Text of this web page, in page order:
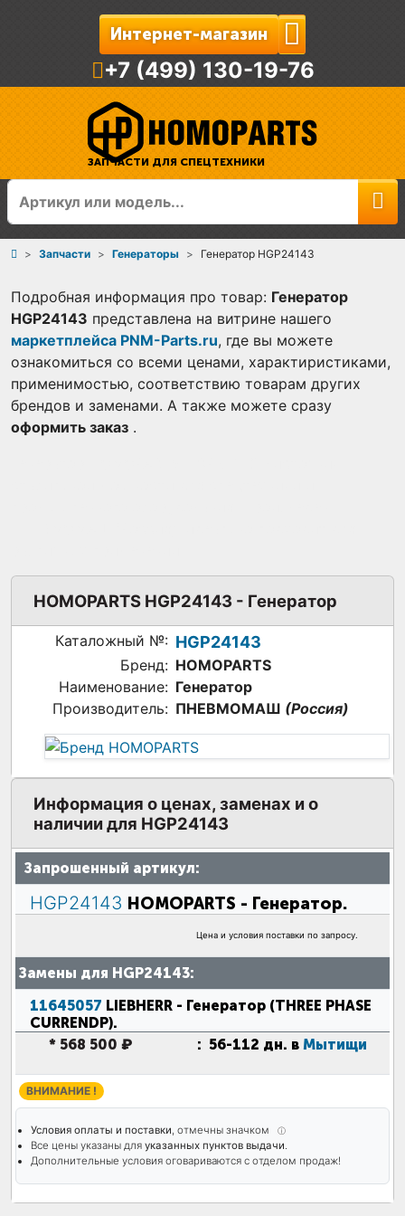
ЗАПЧАСТИ ДЛЯ СПЕЦТЕХНИКИ
Интернет-магазин
+7 (499) 130-19-76
Запчасти Генераторы Генератор HGP24143
Подробная информация про товар: Генератор
HGP24143 представлена на витрине нашего
маркетплейса PNM-Parts.ru, где вы можете
ознакомиться со всеми ценами, характиристиками,
применимостью, соответствию товарам других
брендов и заменами. А также можете сразу
оформить заказ .
HOMOPARTS HGP24143 - Генератор
Каталожный №: HGP24143
Бренд: HOMOPARTS
Наименование: Генератор
Производитель: ПНЕВМОМАШ (Россия)
Информация о ценах, заменах и о
наличии для HGP24143
Запрошенный артикул:
HGP24143 HOMOPARTS - Генератор.
Цена и условия поставки по запросу.
Замены для HGP24143:
11645057 LIEBHERR - Генератор (THREE PHASE
CURRENDP).
* 568 500 ₽ : 56-112 дн. в Мытищи
ВНИМАНИЕ !
Условия оплаты и поставки, отмечны значком ⓘ
Все цены указаны для указанных пунктов выдачи.
Дополнительные условия оговариваются с отделом продаж!